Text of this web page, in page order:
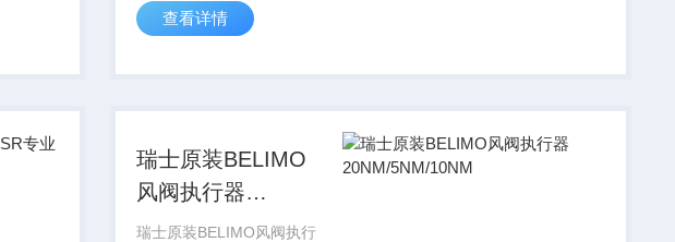
有中间商赚差价——价格实
查看详情
瑞士原装BELIMO
风阀执行器
20NM/5NM/10NM
瑞士原装BELIMO风阀执行